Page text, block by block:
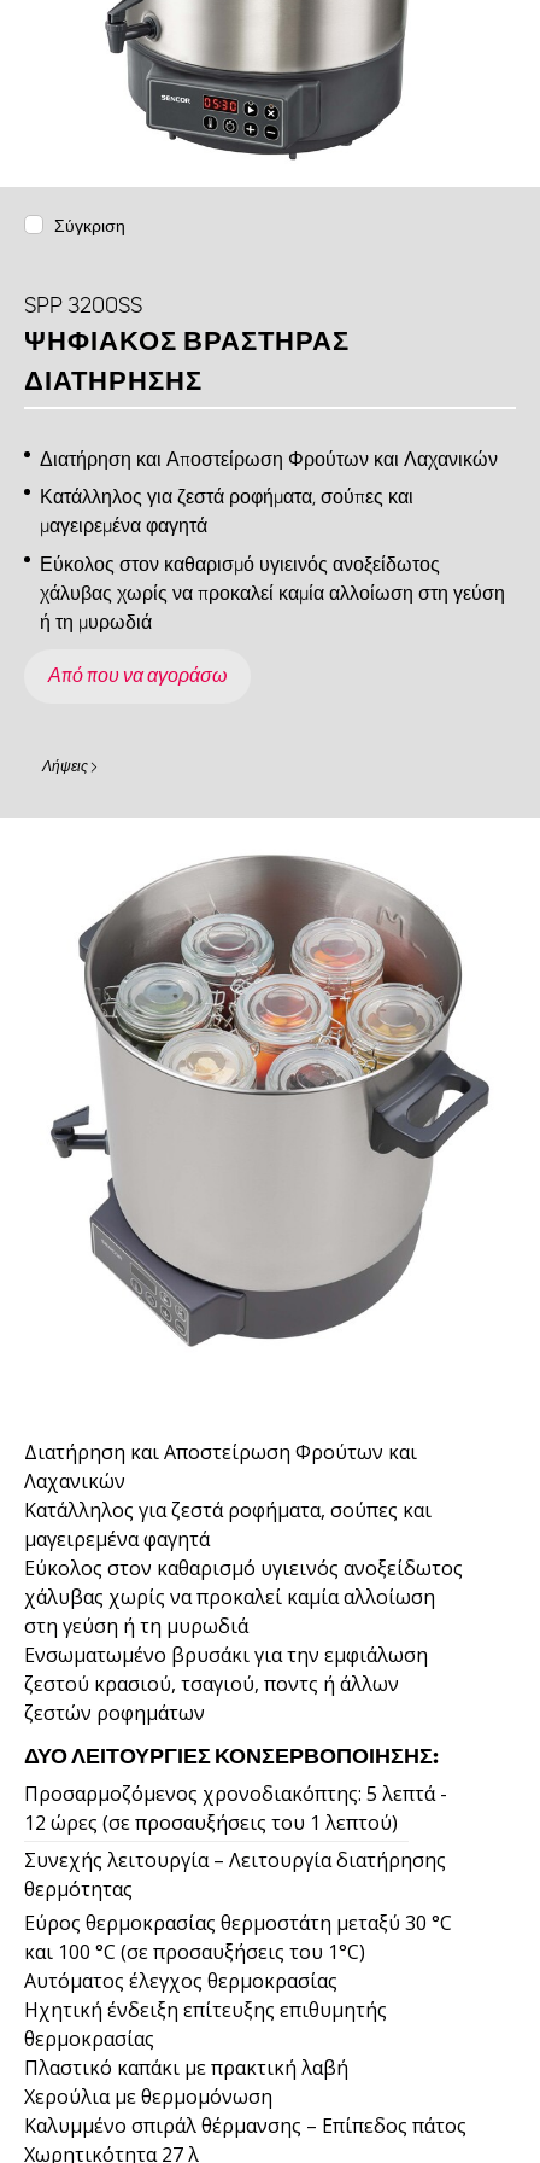
Σύγκριση
SPP 3200SS
ΨΗΦΙΑΚΌΣ ΒΡΑΣΤΉΡΑΣ
ΔΙΑΤΉΡΗΣΗΣ
Διατήρηση και Αποστείρωση Φρούτων και Λαχανικών
Κατάλληλος για ζεστά ροφήματα, σούπες και
μαγειρεμένα φαγητά
Εύκολος στον καθαρισμό υγιεινός ανοξείδωτος
χάλυβας χωρίς να προκαλεί καμία αλλοίωση στη γεύση
ή τη μυρωδιά
Από που να αγοράσω
Λήψεις
Διατήρηση και Αποστείρωση Φρούτων και
Λαχανικών
Κατάλληλος για ζεστά ροφήματα, σούπες και
μαγειρεμένα φαγητά
Εύκολος στον καθαρισμό υγιεινός ανοξείδωτος
χάλυβας χωρίς να προκαλεί καμία αλλοίωση
στη γεύση ή τη μυρωδιά
Ενσωματωμένο βρυσάκι για την εμφιάλωση
ζεστού κρασιού, τσαγιού, ποντς ή άλλων
ζεστών ροφημάτων
ΔΎΟ ΛΕΙΤΟΥΡΓΊΕΣ ΚΟΝΣΕΡΒΟΠΟΊΗΣΗΣ:
Προσαρμοζόμενος χρονοδιακόπτης: 5 λεπτά -
12 ώρες (σε προσαυξήσεις του 1 λεπτού)
Συνεχής λειτουργία – Λειτουργία διατήρησης
θερμότητας
Εύρος θερμοκρασίας θερμοστάτη μεταξύ 30 °C
και 100 °C (σε προσαυξήσεις του 1°C)
Αυτόματος έλεγχος θερμοκρασίας
Ηχητική ένδειξη επίτευξης επιθυμητής
θερμοκρασίας
Πλαστικό καπάκι με πρακτική λαβή
Χερούλια με θερμομόνωση
Καλυμμένο σπιράλ θέρμανσης – Επίπεδος πάτος
Χωρητικότητα 27 λ